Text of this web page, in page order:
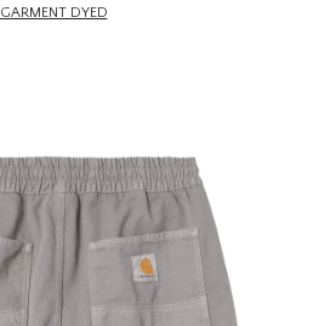
GARMENT DYED